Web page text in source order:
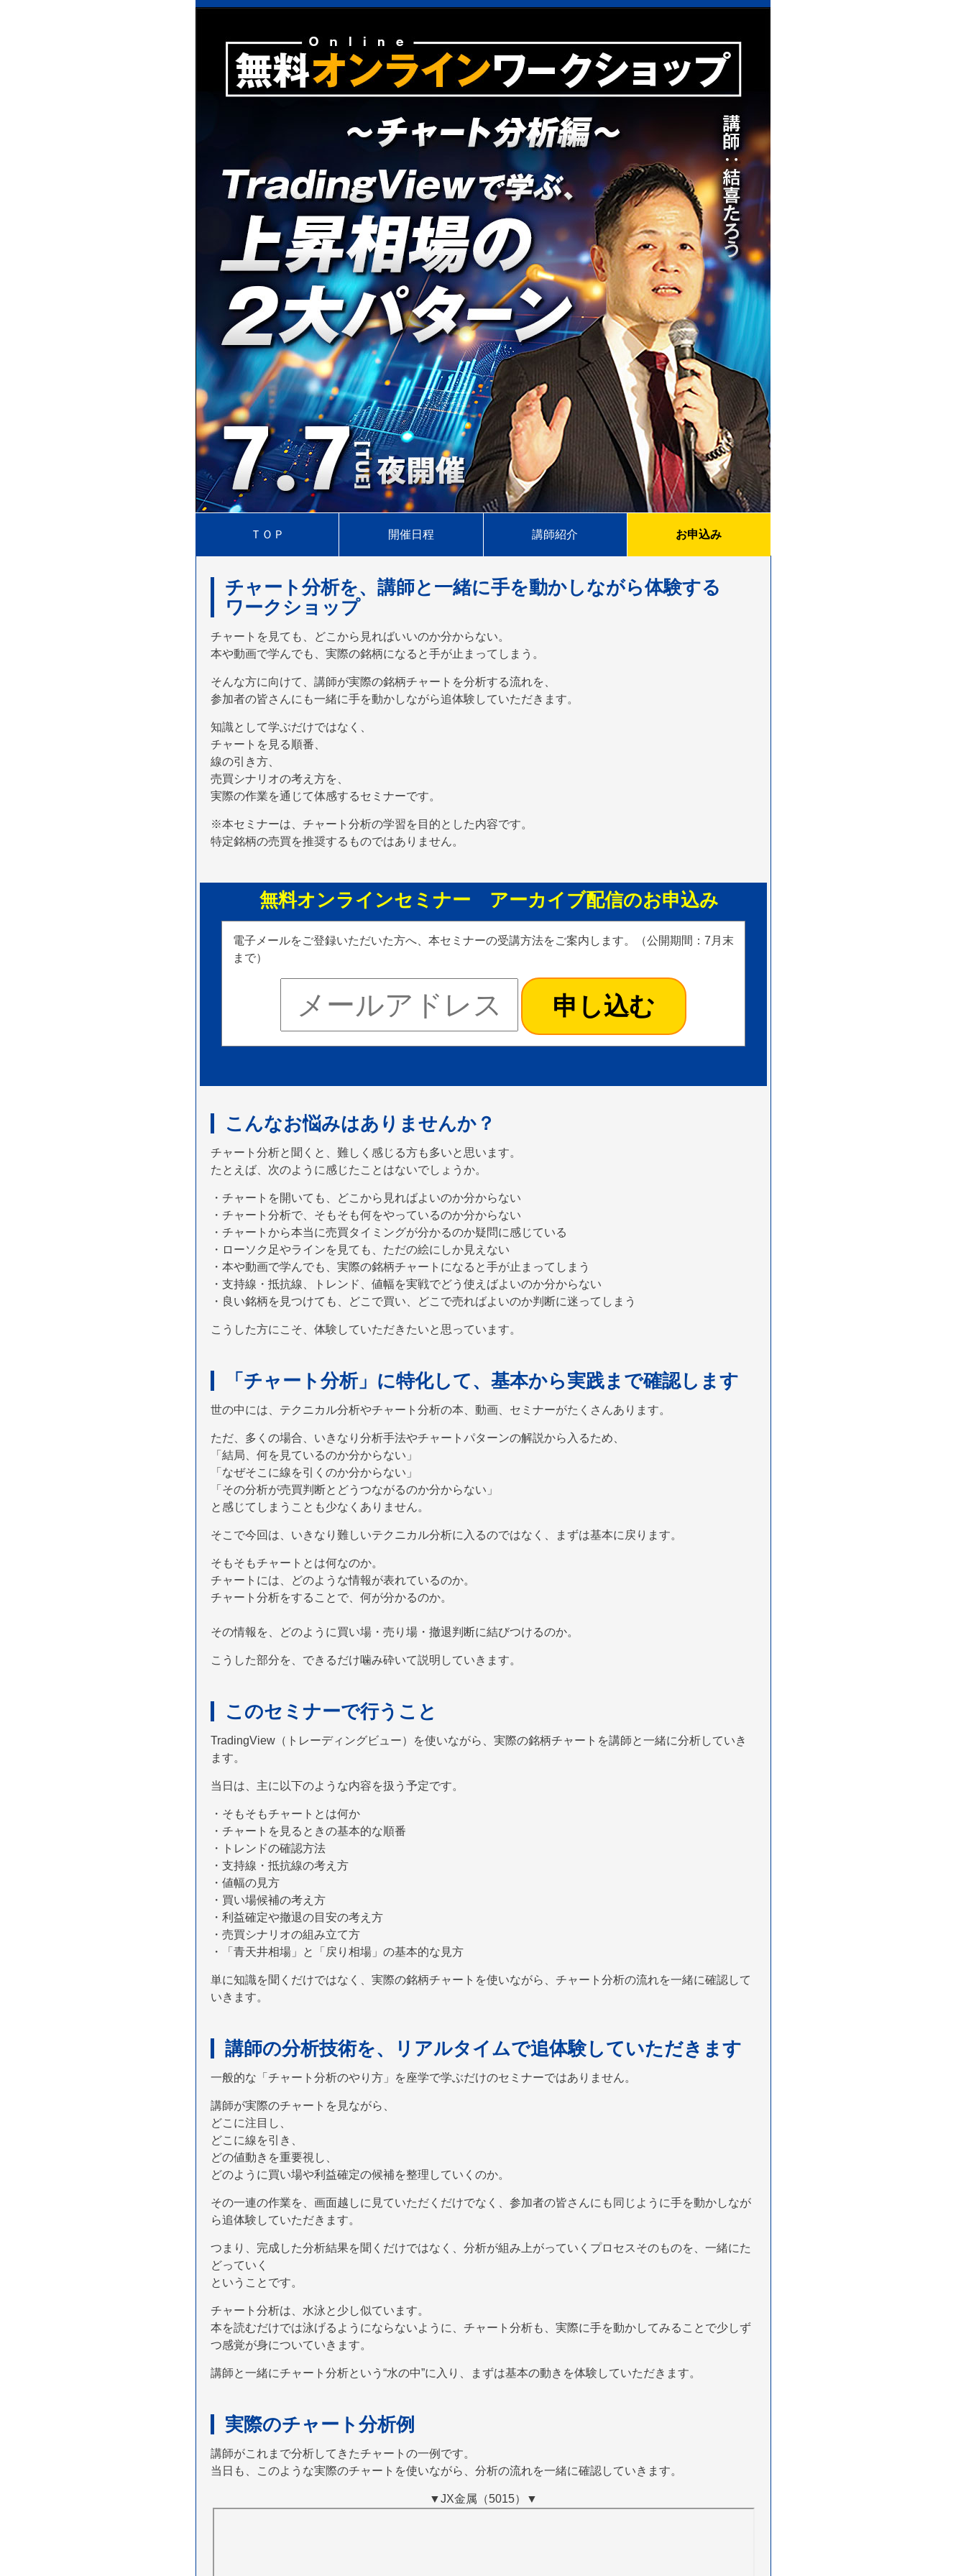
ＴＯＰ 開催日程 講師紹介 お申込み
チャート分析を、講師と一緒に手を動かしながら体験する
ワークショップ
チャートを見ても、どこから見ればいいのか分からない。
本や動画で学んでも、実際の銘柄になると手が止まってしまう。
そんな方に向けて、講師が実際の銘柄チャートを分析する流れを、
参加者の皆さんにも一緒に手を動かしながら追体験していただきます。
知識として学ぶだけではなく、
チャートを見る順番、
線の引き方、
売買シナリオの考え方を、
実際の作業を通じて体感するセミナーです。
※本セミナーは、チャート分析の学習を目的とした内容です。
特定銘柄の売買を推奨するものではありません。
無料オンラインセミナー アーカイブ配信のお申込み
電子メールをご登録いただいた方へ、本セミナーの受講方法をご案内します。（公開期間：7月末
まで）
こんなお悩みはありませんか？
チャート分析と聞くと、難しく感じる方も多いと思います。
たとえば、次のように感じたことはないでしょうか。
・チャートを開いても、どこから見ればよいのか分からない
・チャート分析で、そもそも何をやっているのか分からない
・チャートから本当に売買タイミングが分かるのか疑問に感じている
・ローソク足やラインを見ても、ただの絵にしか見えない
・本や動画で学んでも、実際の銘柄チャートになると手が止まってしまう
・支持線・抵抗線、トレンド、値幅を実戦でどう使えばよいのか分からない
・良い銘柄を見つけても、どこで買い、どこで売ればよいのか判断に迷ってしまう
こうした方にこそ、体験していただきたいと思っています。
「チャート分析」に特化して、基本から実践まで確認します
世の中には、テクニカル分析やチャート分析の本、動画、セミナーがたくさんあります。
ただ、多くの場合、いきなり分析手法やチャートパターンの解説から入るため、
「結局、何を見ているのか分からない」
「なぜそこに線を引くのか分からない」
「その分析が売買判断とどうつながるのか分からない」
と感じてしまうことも少なくありません。
そこで今回は、いきなり難しいテクニカル分析に入るのではなく、まずは基本に戻ります。
そもそもチャートとは何なのか。
チャートには、どのような情報が表れているのか。
チャート分析をすることで、何が分かるのか。
その情報を、どのように買い場・売り場・撤退判断に結びつけるのか。
こうした部分を、できるだけ噛み砕いて説明していきます。
このセミナーで行うこと
TradingView（トレーディングビュー）を使いながら、実際の銘柄チャートを講師と一緒に分析していき
ます。
当日は、主に以下のような内容を扱う予定です。
・そもそもチャートとは何か
・チャートを見るときの基本的な順番
・トレンドの確認方法
・支持線・抵抗線の考え方
・値幅の見方
・買い場候補の考え方
・利益確定や撤退の目安の考え方
・売買シナリオの組み立て方
・「青天井相場」と「戻り相場」の基本的な見方
単に知識を聞くだけではなく、実際の銘柄チャートを使いながら、チャート分析の流れを一緒に確認して
いきます。
講師の分析技術を、リアルタイムで追体験していただきます
一般的な「チャート分析のやり方」を座学で学ぶだけのセミナーではありません。
講師が実際のチャートを見ながら、
どこに注目し、
どこに線を引き、
どの値動きを重要視し、
どのように買い場や利益確定の候補を整理していくのか。
その一連の作業を、画面越しに見ていただくだけでなく、参加者の皆さんにも同じように手を動かしなが
ら追体験していただきます。
つまり、完成した分析結果を聞くだけではなく、分析が組み上がっていくプロセスそのものを、一緒にた
どっていく
ということです。
チャート分析は、水泳と少し似ています。
本を読むだけでは泳げるようにならないように、チャート分析も、実際に手を動かしてみることで少しず
つ感覚が身についていきます。
講師と一緒にチャート分析という“水の中”に入り、まずは基本の動きを体験していただきます。
実際のチャート分析例
講師がこれまで分析してきたチャートの一例です。
当日も、このような実際のチャートを使いながら、分析の流れを一緒に確認していきます。
▼JX金属（5015）▼